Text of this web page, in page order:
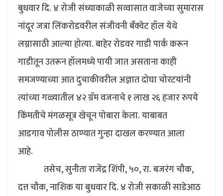
बुधवार दि. ४ रोजी संध्याकाळी सव्वासात वाजेच्या सुमारास
नांदूर जत्रा लिंकरोडवरील संजीवनी बँक्वेट हॉल येथे
लग्नासाठी आल्या होत्या. बाहेर रोडवर गाडी पार्क करून
गाडीतून उतरून हॉलमध्ये पायी जात असताना काही
समजण्याच्या आत दुचाकीवरील अज्ञात दोघा चोरटयांनी
त्यांच्या गळ्यातील ४२ ग्रॅम वजनाचे १ लाख २६ हजार रुपये
किंमतीचे मंगळसूत्र खेचून पोबारा केला. याबाबत
आडगाव पोलीस ठाण्यात गुन्हा दाखल करण्यात आला
आहे.
तसेच, सुनीता राजेंद्र शिंपी, ५०, रा. बजरंग चौक,
दत्त चौक, नाशिक या बुधवार दि. ४ रोजी सकाळी साडेआठ